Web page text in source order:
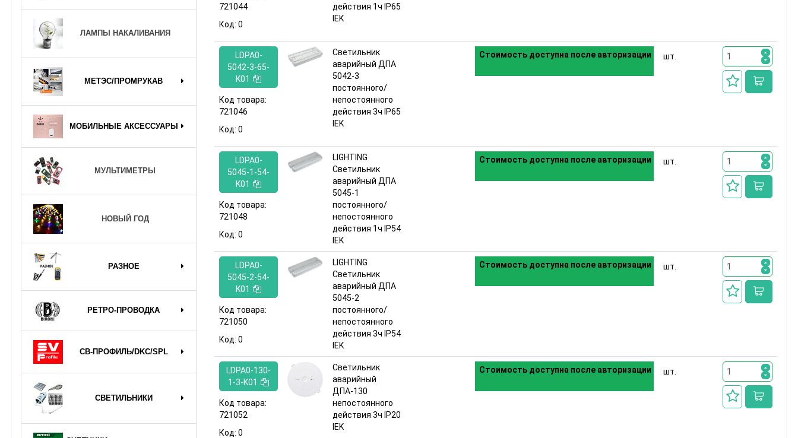
ЛАМПЫ НАКАЛИВАНИЯ
МЕТЭС/ПРОМРУКАВ
МОБИЛЬНЫЕ АКСЕССУАРЫ
МУЛЬТИМЕТРЫ
НОВЫЙ ГОД
РАЗНОЕ
РЕТРО-ПРОВОДКА
СВ-ПРОФИЛЬ/DKC/SPL
СВЕТИЛЬНИКИ
721044
Код: 0
действия 1ч IP65
IEK
LDPA0-
5042-3-65-
K01
Код товара:
721046
Код: 0
Светильник
аварийный ДПА
5042-3
постоянного/
непостоянного
действия 3ч IP65
IEK
Стоимость доступна после авторизации шт.
LDPA0-
5045-1-54-
K01
Код товара:
721048
Код: 0
LIGHTING
Светильник
аварийный ДПА
5045-1
постоянного/
непостоянного
действия 1ч IP54
IEK
Стоимость доступна после авторизации шт.
LDPA0-
5045-2-54-
K01
Код товара:
721050
Код: 0
LIGHTING
Светильник
аварийный ДПА
5045-2
постоянного/
непостоянного
действия 3ч IP54
IEK
Стоимость доступна после авторизации шт.
LDPA0-130-
1-3-K01
Код товара:
721052
Код: 0
Светильник
аварийный
ДПА-130
непостоянного
действия 3ч IP20
IEK
Стоимость доступна после авторизации шт.